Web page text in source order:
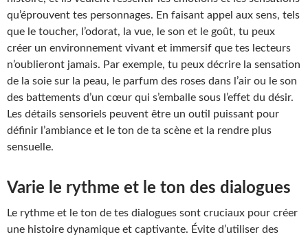
qu’éprouvent tes personnages. En faisant appel aux sens, tels
que le toucher, l’odorat, la vue, le son et le goût, tu peux
créer un environnement vivant et immersif que tes lecteurs
n’oublieront jamais. Par exemple, tu peux décrire la sensation
de la soie sur la peau, le parfum des roses dans l’air ou le son
des battements d’un cœur qui s’emballe sous l’effet du désir.
Les détails sensoriels peuvent être un outil puissant pour
définir l’ambiance et le ton de ta scène et la rendre plus
sensuelle.
Varie le rythme et le ton des dialogues
Le rythme et le ton de tes dialogues sont cruciaux pour créer
une histoire dynamique et captivante. Évite d’utiliser des